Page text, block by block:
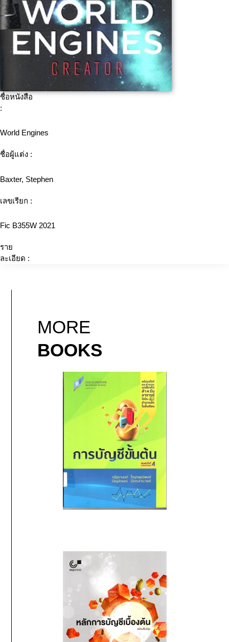
ชื่อหนังสือ
:
World Engines
ชื่อผู้แต่ง :
Baxter, Stephen
เลขเรียก :
Fic B355W 2021
ราย
ละเอียด :
MORE
BOOKS